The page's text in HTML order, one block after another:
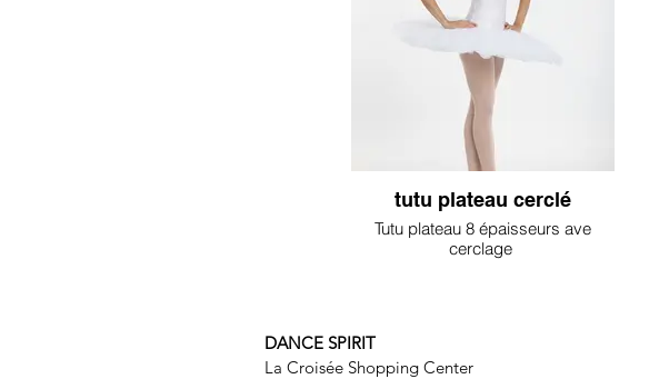
tutu plateau cerclé
Tutu plateau 8 épaisseurs ave
cerclage
DANCE SPIRIT
La Croisée Shopping Center